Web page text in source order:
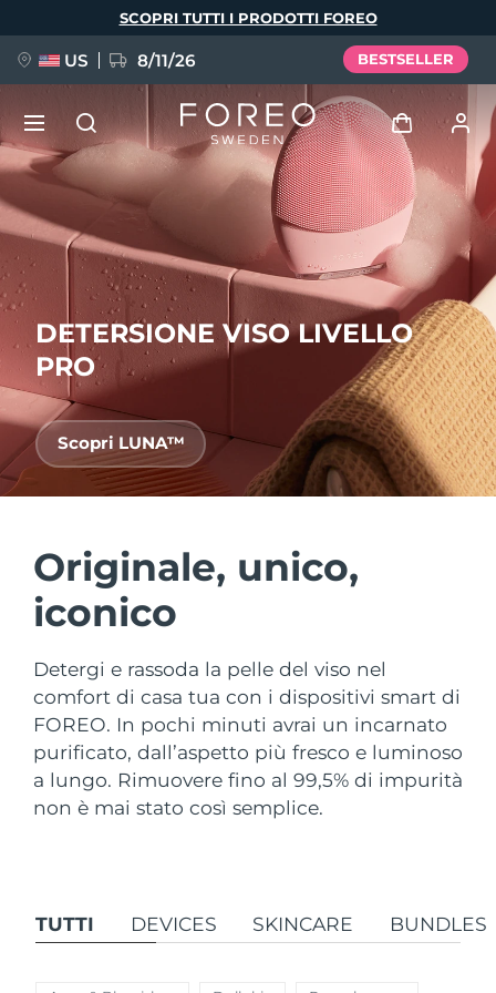
DETERSIONE VISO LIVELLO
PRO
Scopri LUNA™
Originale, unico,
iconico
Detergi e rassoda la pelle del viso nel
comfort di casa tua con i dispositivi smart di
FOREO. In pochi minuti avrai un incarnato
purificato, dall’aspetto più fresco e luminoso
a lungo. Rimuovere fino al 99,5% di impurità
non è mai stato così semplice.
TUTTI DEVICES SKINCARE BUNDLES
SCOPRI TUTTI I PRODOTTI FOREO
US 8/11/26 BESTSELLER
Accedi
Profilo utente
I miei dispositivi
I miei ordini
I miei indirizzi
I miei abbonamenti
FAQ™ Pure Beauty-Tech Elixir
BREAKING NEWS
issa™ Teeth Whitening Set
FAQ™ Dual LED Panel
POPOLARE
Offerte speciali Bestseller
Terapia a luce rossa
Lingua
English Deutsch
Español
Français
Italiano
Português
Polski
Русский
Türkçe
简体中文 繁體中文
Paese di spedizione
Stati Uniti Consegna stimata
Regno Unito
Spagna Consegna stimata
Australia Consegna stimata8/13/26
Francia Consegna stimata8/10/26